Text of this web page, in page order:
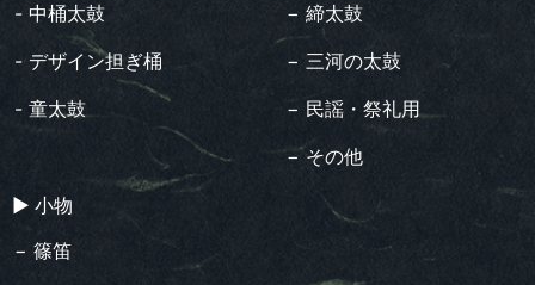
- 中桶太鼓
- デザイン担ぎ桶
- 童太鼓
− 締太鼓
− 三河の太鼓
− 民謡・祭礼用
− その他
▶︎ 小物
− 篠笛